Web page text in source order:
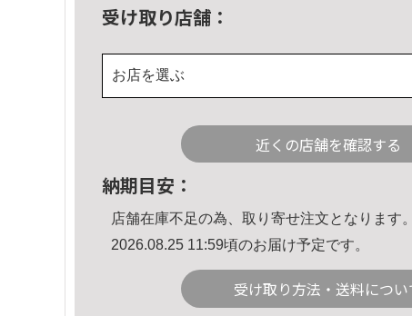
受け取り店舗：
お店を選ぶ
近くの店舗を確認する
納期目安：
店舗在庫不足の為、取り寄せ注文となります。
2026.08.25 11:59頃のお届け予定です。
受け取り方法・送料につい